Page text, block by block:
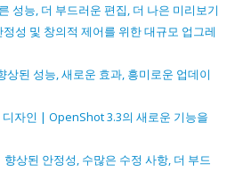
성능, 더 부드러운 편집, 더 나은 미리보기
성 및 창의적 제어를 위한 대규모 업그레
된 성능, 새로운 효과, 흥미로운 업데이
디자인 | OpenShot 3.3의 새로운 기능을
상된 안정성, 수많은 수정 사항, 더 부드